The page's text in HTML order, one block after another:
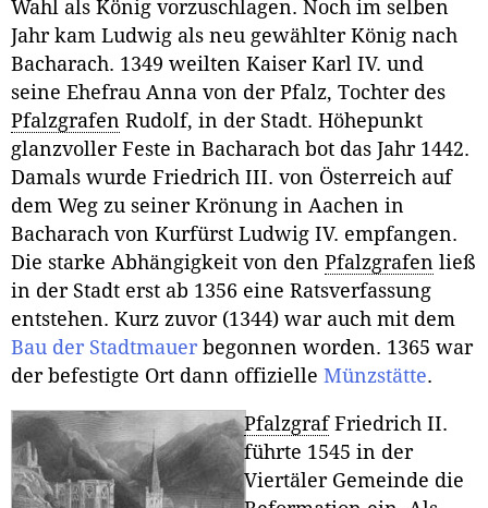
Wahl als König vorzuschlagen. Noch im selben
Jahr kam Ludwig als neu gewählter König nach
Bacharach. 1349 weilten Kaiser Karl IV. und
seine Ehefrau Anna von der Pfalz, Tochter des
Pfalzgrafen Rudolf, in der Stadt. Höhepunkt
glanzvoller Feste in Bacharach bot das Jahr 1442.
Damals wurde Friedrich III. von Österreich auf
dem Weg zu seiner Krönung in Aachen in
Bacharach von Kurfürst Ludwig IV. empfangen.
Die starke Abhängigkeit von den Pfalzgrafen ließ
in der Stadt erst ab 1356 eine Ratsverfassung
entstehen. Kurz zuvor (1344) war auch mit dem
Bau der Stadtmauerbegonnen worden. 1365 war
der befestigte Ort dann offizielle Münzstätte.
PfalzgrafFriedrich II.
führte 1545 in der
Viertäler Gemeinde die